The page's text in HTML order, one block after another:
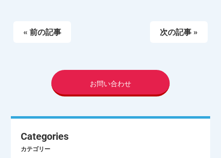
« 前の記事 次の記事 »
お問い合わせ
Categories
カテゴリー